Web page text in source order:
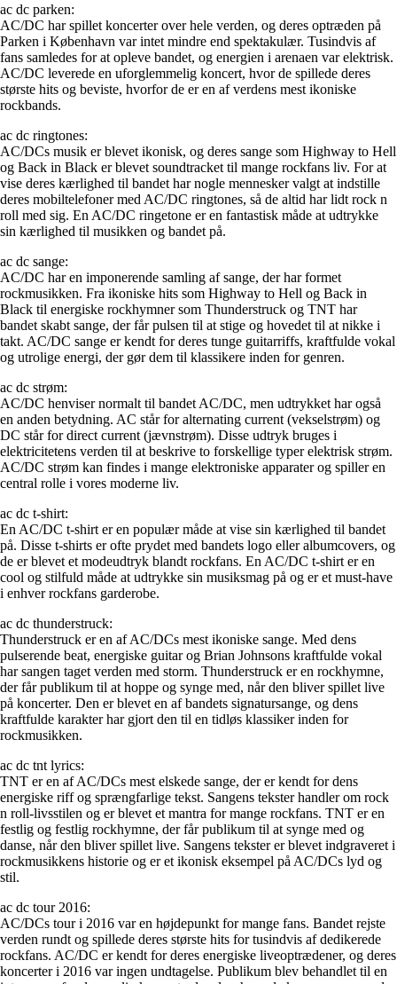
ac dc parken:
AC/DC har spillet koncerter over hele verden, og deres optræden på
Parken i København var intet mindre end spektakulær. Tusindvis af
fans samledes for at opleve bandet, og energien i arenaen var elektrisk.
AC/DC leverede en uforglemmelig koncert, hvor de spillede deres
største hits og beviste, hvorfor de er en af verdens mest ikoniske
rockbands.
ac dc ringtones:
AC/DCs musik er blevet ikonisk, og deres sange som Highway to Hell
og Back in Black er blevet soundtracket til mange rockfans liv. For at
vise deres kærlighed til bandet har nogle mennesker valgt at indstille
deres mobiltelefoner med AC/DC ringtones, så de altid har lidt rock n
roll med sig. En AC/DC ringetone er en fantastisk måde at udtrykke
sin kærlighed til musikken og bandet på.
ac dc sange:
AC/DC har en imponerende samling af sange, der har formet
rockmusikken. Fra ikoniske hits som Highway to Hell og Back in
Black til energiske rockhymner som Thunderstruck og TNT har
bandet skabt sange, der får pulsen til at stige og hovedet til at nikke i
takt. AC/DC sange er kendt for deres tunge guitarriffs, kraftfulde vokal
og utrolige energi, der gør dem til klassikere inden for genren.
ac dc strøm:
AC/DC henviser normalt til bandet AC/DC, men udtrykket har også
en anden betydning. AC står for alternating current (vekselstrøm) og
DC står for direct current (jævnstrøm). Disse udtryk bruges i
elektricitetens verden til at beskrive to forskellige typer elektrisk strøm.
AC/DC strøm kan findes i mange elektroniske apparater og spiller en
central rolle i vores moderne liv.
ac dc t-shirt:
En AC/DC t-shirt er en populær måde at vise sin kærlighed til bandet
på. Disse t-shirts er ofte prydet med bandets logo eller albumcovers, og
de er blevet et modeudtryk blandt rockfans. En AC/DC t-shirt er en
cool og stilfuld måde at udtrykke sin musiksmag på og er et must-have
i enhver rockfans garderobe.
ac dc thunderstruck:
Thunderstruck er en af AC/DCs mest ikoniske sange. Med dens
pulserende beat, energiske guitar og Brian Johnsons kraftfulde vokal
har sangen taget verden med storm. Thunderstruck er en rockhymne,
der får publikum til at hoppe og synge med, når den bliver spillet live
på koncerter. Den er blevet en af bandets signatursange, og dens
kraftfulde karakter har gjort den til en tidløs klassiker inden for
rockmusikken.
ac dc tnt lyrics:
TNT er en af AC/DCs mest elskede sange, der er kendt for dens
energiske riff og sprængfarlige tekst. Sangens tekster handler om rock
n roll-livsstilen og er blevet et mantra for mange rockfans. TNT er en
festlig og festlig rockhymne, der får publikum til at synge med og
danse, når den bliver spillet live. Sangens tekster er blevet indgraveret i
rockmusikkens historie og er et ikonisk eksempel på AC/DCs lyd og
stil.
ac dc tour 2016:
AC/DCs tour i 2016 var en højdepunkt for mange fans. Bandet rejste
verden rundt og spillede deres største hits for tusindvis af dedikerede
rockfans. AC/DC er kendt for deres energiske liveoptrædener, og deres
koncerter i 2016 var ingen undtagelse. Publikum blev behandlet til en